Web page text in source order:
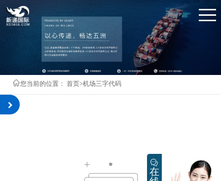
您当前的位置： 首页>机场三字代码
在